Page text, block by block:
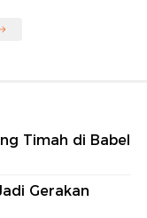
Timah di Babel
Gerakan